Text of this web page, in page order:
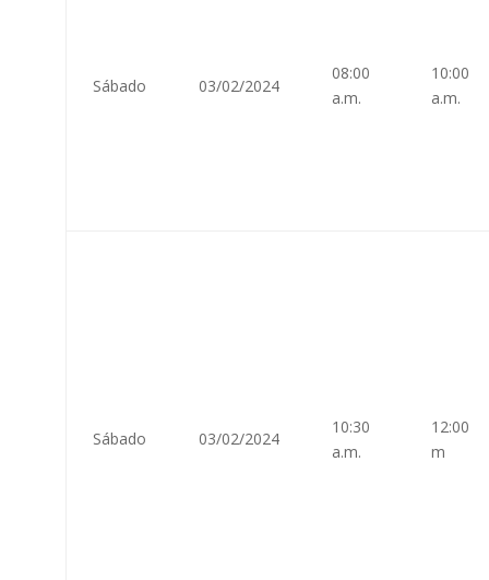
Sábado 03/02/2024
08:00
a.m.
10:00
a.m.
Sábado 03/02/2024
10:30
a.m.
12:00
m